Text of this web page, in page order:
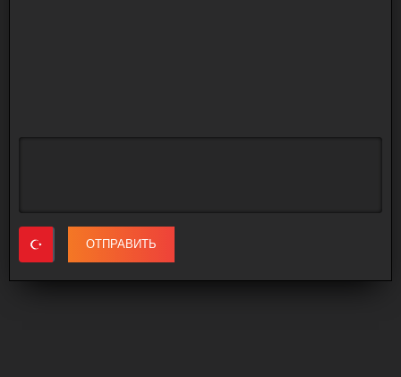
ОТПРАВИТЬ